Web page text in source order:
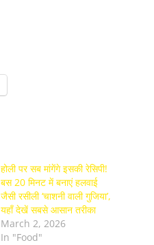
होली पर सब मांगेंगे इसकी रेसिपी!
बस 20 मिनट में बनाएं हलवाई
जैसी रसीली ‘चाशनी वाली गुजिया’,
यहाँ देखें सबसे आसान तरीका
March 2, 2026
In "Food"